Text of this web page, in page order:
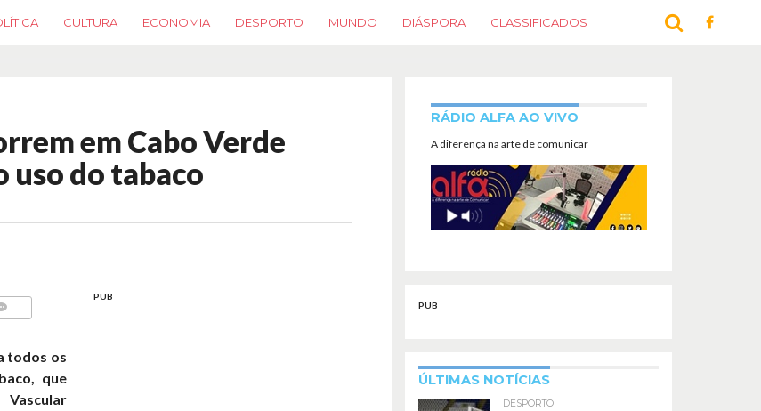
CULTURA ECONOMIA DESPORTO MUNDO DIÁSPORA CLASSIFICADOS
em Cabo Verde
uso do tabaco
todos os
que
PUB
RÁDIO ALFA AO VIVO
A diferença na arte de comunicar
PUB
ÚLTIMAS NOTÍCIAS
DESPORTO